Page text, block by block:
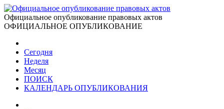
Официальное опубликование правовых актов
ОФИЦИАЛЬНОЕ ОПУБЛИКОВАНИЕ
Сегодня
Неделя
Месяц
ПОИСК
КАЛЕНДАРЬ ОПУБЛИКОВАНИЯ